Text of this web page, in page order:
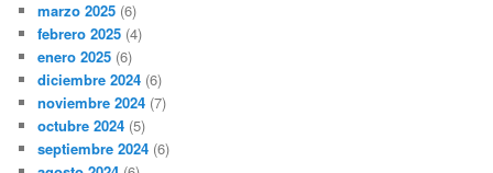
marzo 2025 (6)
febrero 2025 (4)
enero 2025 (6)
diciembre 2024 (6)
noviembre 2024 (7)
octubre 2024 (5)
septiembre 2024 (6)